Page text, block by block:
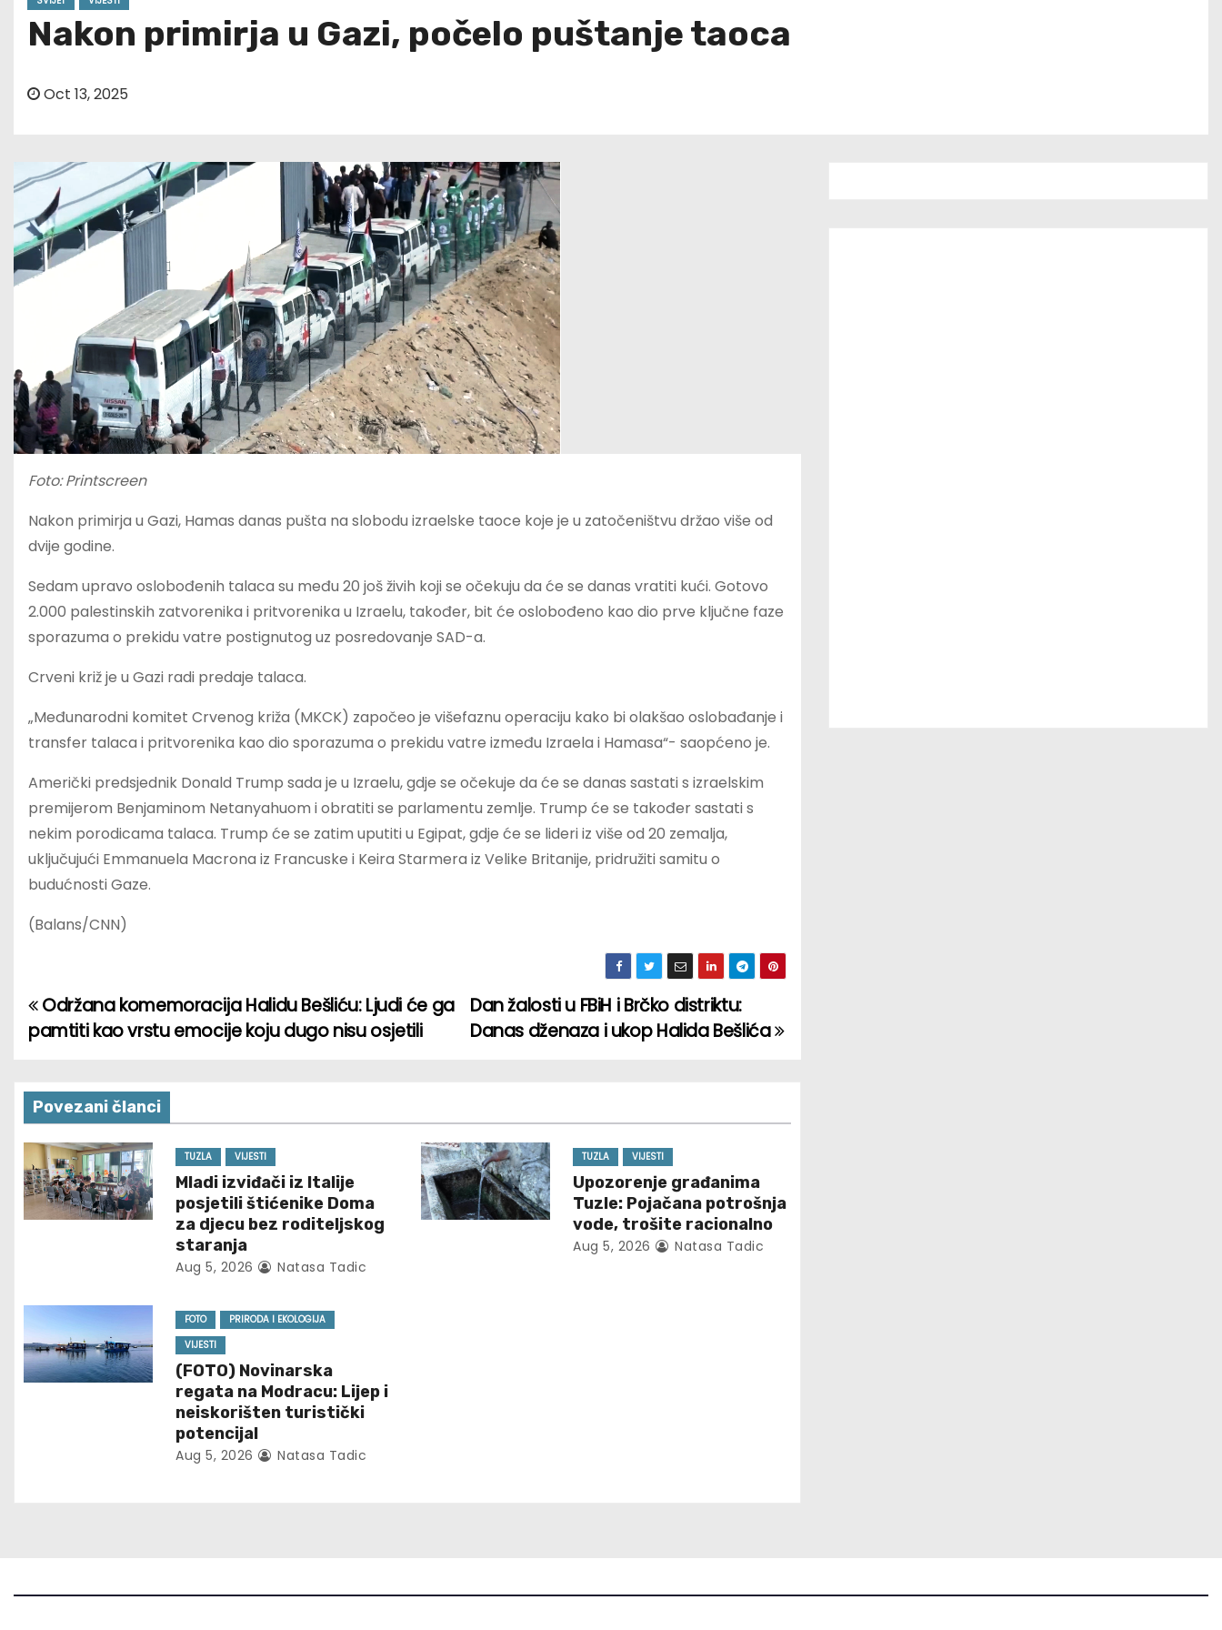
Nakon primirja u Gazi, počelo puštanje taoca
Oct 13, 2025
Foto: Printscreen
Nakon primirja u Gazi, Hamas danas pušta na slobodu izraelske taoce koje je u zatočeništvu držao više od
dvije godine.
Sedam upravo oslobođenih talaca su među 20 još živih koji se očekuju da će se danas vratiti kući. Gotovo
2.000 palestinskih zatvorenika i pritvorenika u Izraelu, također, bit će oslobođeno kao dio prve ključne faze
sporazuma o prekidu vatre postignutog uz posredovanje SAD-a.
Crveni križ je u Gazi radi predaje talaca.
„Međunarodni komitet Crvenog križa (MKCK) započeo je višefaznu operaciju kako bi olakšao oslobađanje i
transfer talaca i pritvorenika kao dio sporazuma o prekidu vatre između Izraela i Hamasa“- saopćeno je.
Američki predsjednik Donald Trump sada je u Izraelu, gdje se očekuje da će se danas sastati s izraelskim
premijerom Benjaminom Netanyahuom i obratiti se parlamentu zemlje. Trump će se također sastati s
nekim porodicama talaca. Trump će se zatim uputiti u Egipat, gdje će se lideri iz više od 20 zemalja,
uključujući Emmanuela Macrona iz Francuske i Keira Starmera iz Velike Britanije, pridružiti samitu o
budućnosti Gaze.
(Balans/CNN)
P
o
s
t
n
a
g
a
Dan žalosti u FBiH i Brčko distriktu:
Danas dženaza i ukop Halida Bešlića
Održana komemoracija Halidu Bešliću: Ljudi će ga
pamtiti kao vrstu emocije koju dugo nisu osjetili
Povezani članci
TUZLA VIJESTI
Mladi izviđači iz Italije
posjetili štićenike Doma
za djecu bez roditeljskog
staranja
Aug 5, 2026 Natasa Tadic
TUZLA VIJESTI
Upozorenje građanima
Tuzle: Pojačana potrošnja
vode, trošite racionalno
Aug 5, 2026 Natasa Tadic
FOTO
PRIRODA I EKOLOGIJA
VIJESTI
(FOTO) Novinarska
regata na Modracu: Lijep i
neiskorišten turistički
potencijal
Aug 5, 2026 Natasa Tadic